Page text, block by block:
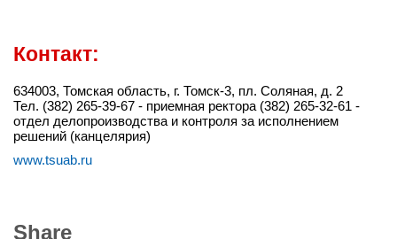
Контакт:
634003, Томская область, г. Томск-3, пл. Соляная, д. 2
Тел. (382) 265-39-67 - приемная ректора (382) 265-32-61 -
отдел делопроизводства и контроля за исполнением
решений (канцелярия)
www.tsuab.ru
Share